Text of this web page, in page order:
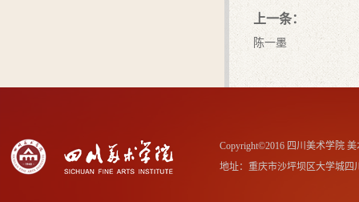
上一条：
陈一墨
Copyright©2016 四川美术学院
地址：重庆市沙坪坝区大学城四